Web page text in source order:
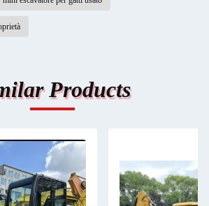
Products